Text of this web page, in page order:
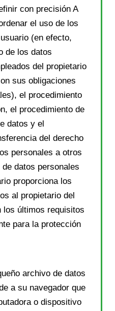
con precisión A
el uso de los
(en efecto,
de los datos
del propietario
sus obligaciones
el procedimiento
el procedimiento de
datos y el
del derecho
personales a otros
datos personales
proporciona los
al propietario del
los últimos requisitos
para la protección
archivo de datos
a su navegador que
o dispositivo